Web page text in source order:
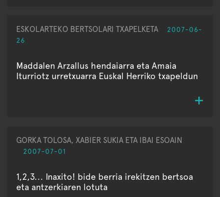
ESKOLARTEKO BERTSOLARI TXAPELKETA
2007-06-
26
Maddalen Arzallus hendaiarra eta Amaia
Iturriotz urretxuarra Euskal Herriko txapeldun
GORKA TOLOSA, XABIER SUKIA ETA IBAI ESOAIN
2007-07-01
1,2,3... Inaxito! bide berria irekitzen bertsoa
eta antzerkiaren lotuta